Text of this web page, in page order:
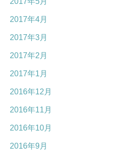
2017年4月
2017年3月
2017年2月
2017年1月
2016年12月
2016年11月
2016年10月
2016年9月